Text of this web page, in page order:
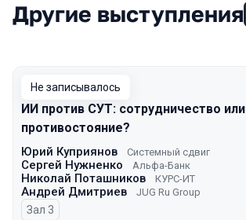
Другие выступления
Не записывалось
ИИ против СУТ: сотрудничество или
противостояние?
Юрий Куприянов Системный сдвиг
Сергей Нужненко Альфа-Банк
Николай Поташников КУРС-ИТ
Андрей Дмитриев JUG Ru Group
Зал 3